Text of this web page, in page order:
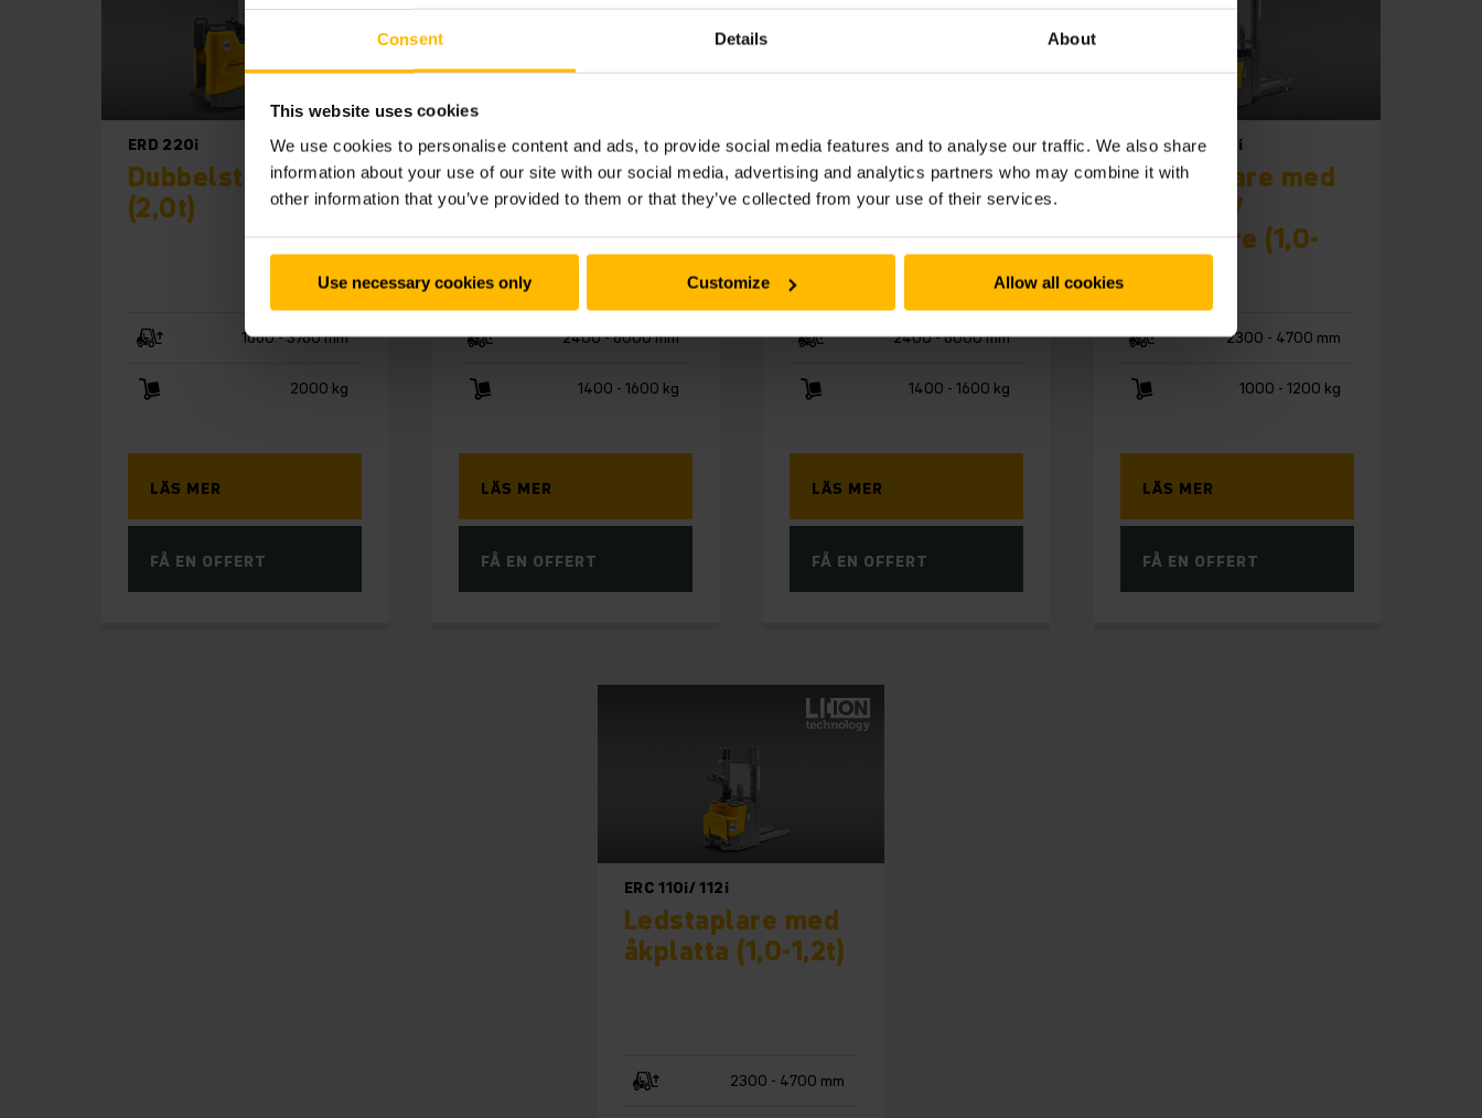
Consent Details About
This website uses cookies
We use cookies to personalise content and ads, to provide social media features and to analyse our traffic. We also share
information about your use of our site with our social media, advertising and analytics partners who may combine it with
other information that you’ve provided to them or that they’ve collected from your use of their services.
Use necessary cookies only Customize Allow all cookies
ERD 220i
Dubbelstaplare
(2,0t)
1660 - 3760 mm
2000 kg
LÄS MER
FÅ EN OFFERT
ERC 214bi/ 216bi
Ledstaplare (1,4 -
1,6t)
2400 - 6000 mm
1400 - 1600 kg
LÄS MER
FÅ EN OFFERT
ERC 214i/ 216i
Ledstaplare (1,4 -
1.6t)
2400 - 6000 mm
1400 - 1600 kg
LÄS MER
FÅ EN OFFERT
ERC 110zi/ 112zi
Ledstaplare med
åkplatta /
åkstaplare (1,0-
1,2t)
2300 - 4700 mm
1000 - 1200 kg
LÄS MER
FÅ EN OFFERT
ERC 110i/ 112i
Ledstaplare med
åkplatta (1,0-1,2t)
2300 - 4700 mm